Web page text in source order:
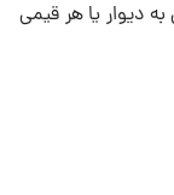
دیوار یا هر قیمی